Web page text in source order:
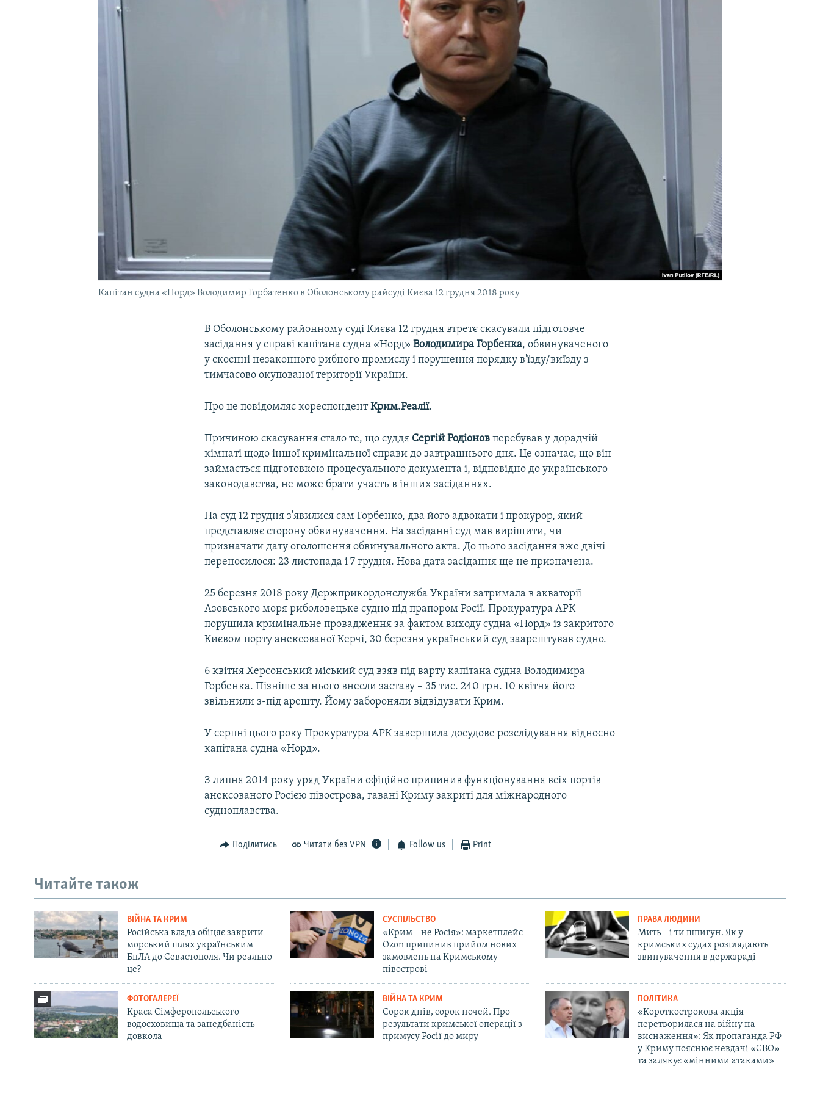
УКРАЇНСЬКА ПРОБЛЕМА КРИМУ
Капітан судна «Норд» Володимир Горбатенко в Оболонському райсуді Києва 12 грудня 2018 року
В Оболонському районному суді Києва 12 грудня втретє скасували підготовче
засідання у справі капітана судна «Норд»Володимира Горбенка, обвинуваченого
у скоєнні незаконного рибного промислу і порушення порядку в'їзду/виїзду з
тимчасово окупованої території України.
Про це повідомляє кореспондентКрим.Реалії.
Причиною скасування стало те, що суддя Сергій Родіонов перебував у дорадчій
кімнаті щодо іншої кримінальної справи до завтрашнього дня. Це означає, що він
займається підготовкою процесуального документа і, відповідно до українського
законодавства, не може брати участь в інших засіданнях.
На суд 12 грудня з'явилися сам Горбенко, два його адвокати і прокурор, який
представляє сторону обвинувачення. На засіданні суд мав вирішити, чи
призначати дату оголошення обвинувального акта. До цього засідання вже двічі
переносилося: 23 листопада і 7 грудня. Нова дата засідання ще не призначена.
25 березня 2018 року Держприкордонслужба України затримала в акваторії
Азовського моря риболовецьке судно під прапором Росії. Прокуратура АРК
порушила кримінальне провадження за фактом виходу судна «Норд» із закритого
Києвом порту анексованої Керчі, 30 березня український суд заарештував судно.
6 квітня Херсонський міський суд взяв під варту капітана судна Володимира
Горбенка. Пізніше за нього внесли заставу – 35 тис. 240 грн. 10 квітня його
звільнили з-під арешту. Йому забороняли відвідувати Крим.
У серпні цього року Прокуратура АРК завершила досудове розслідування відносно
капітана судна «Норд».
З липня 2014 року уряд України офіційно припинив функціонування всіх портів
анексованого Росією півострова, гавані Криму закриті для міжнародного
судноплавства.
Поділитись Читати без VPN Follow us Print
Читайте також
ВІЙНА ТА КРИМ
Російська влада обіцяє закрити
морський шлях українським
БпЛА до Севастополя. Чи реально
це?
СУСПІЛЬСТВО
«Крим – не Росія»: маркетплейс
Ozon припинив прийом нових
замовлень на Кримському
півострові
ПРАВА ЛЮДИНИ
Мить – і ти шпигун. Як у
кримських судах розглядають
звинувачення в держзраді
ФОТОГАЛЕРЕЇ
Краса Сімферопольського
водосховища та занедбаність
довкола
ВІЙНА ТА КРИМ
Сорок днів, сорок ночей. Про
результати кримської операції з
примусу Росії до миру
ПОЛІТИКА
«Короткострокова акція
перетворилася на війну на
виснаження»: Як пропаганда РФ
у Криму пояснює невдачі «СВО»
та залякує «мінними атаками»